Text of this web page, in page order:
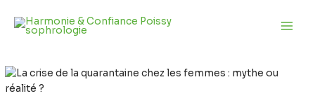
contenu
des
articles